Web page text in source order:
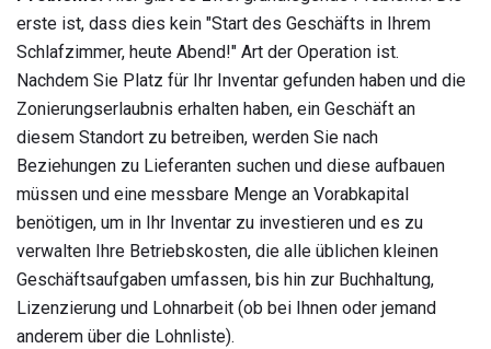
erste ist, dass dies kein "Start des Geschäfts in Ihrem
Schlafzimmer, heute Abend!" Art der Operation ist.
Nachdem Sie Platz für Ihr Inventar gefunden haben und die
Zonierungserlaubnis erhalten haben, ein Geschäft an
diesem Standort zu betreiben, werden Sie nach
Beziehungen zu Lieferanten suchen und diese aufbauen
müssen und eine messbare Menge an Vorabkapital
benötigen, um in Ihr Inventar zu investieren und es zu
verwalten Ihre Betriebskosten, die alle üblichen kleinen
Geschäftsaufgaben umfassen, bis hin zur Buchhaltung,
Lizenzierung und Lohnarbeit (ob bei Ihnen oder jemand
anderem über die Lohnliste).